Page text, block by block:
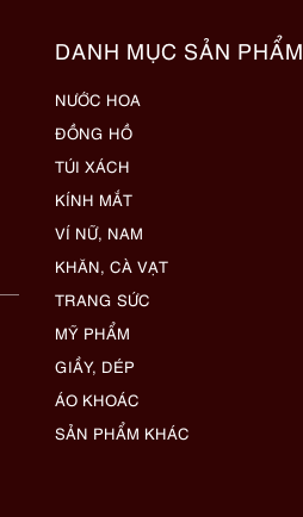
DANH MỤC SẢN PHẨM
NƯỚC HOA
ĐỒNG HỒ
TÚI XÁCH
KÍNH MẮT
VÍ NỮ, NAM
KHĂN, CÀ VẠT
TRANG SỨC
MỸ PHẨM
GIẦY, DÉP
ÁO KHOÁC
SẢN PHẨM KHÁC